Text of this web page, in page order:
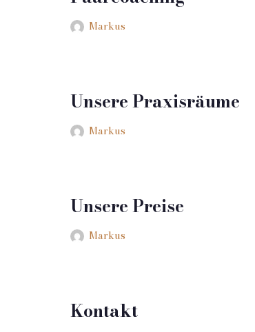
Markus
Unsere Praxisräume
Markus
Unsere Preise
Markus
Kontakt